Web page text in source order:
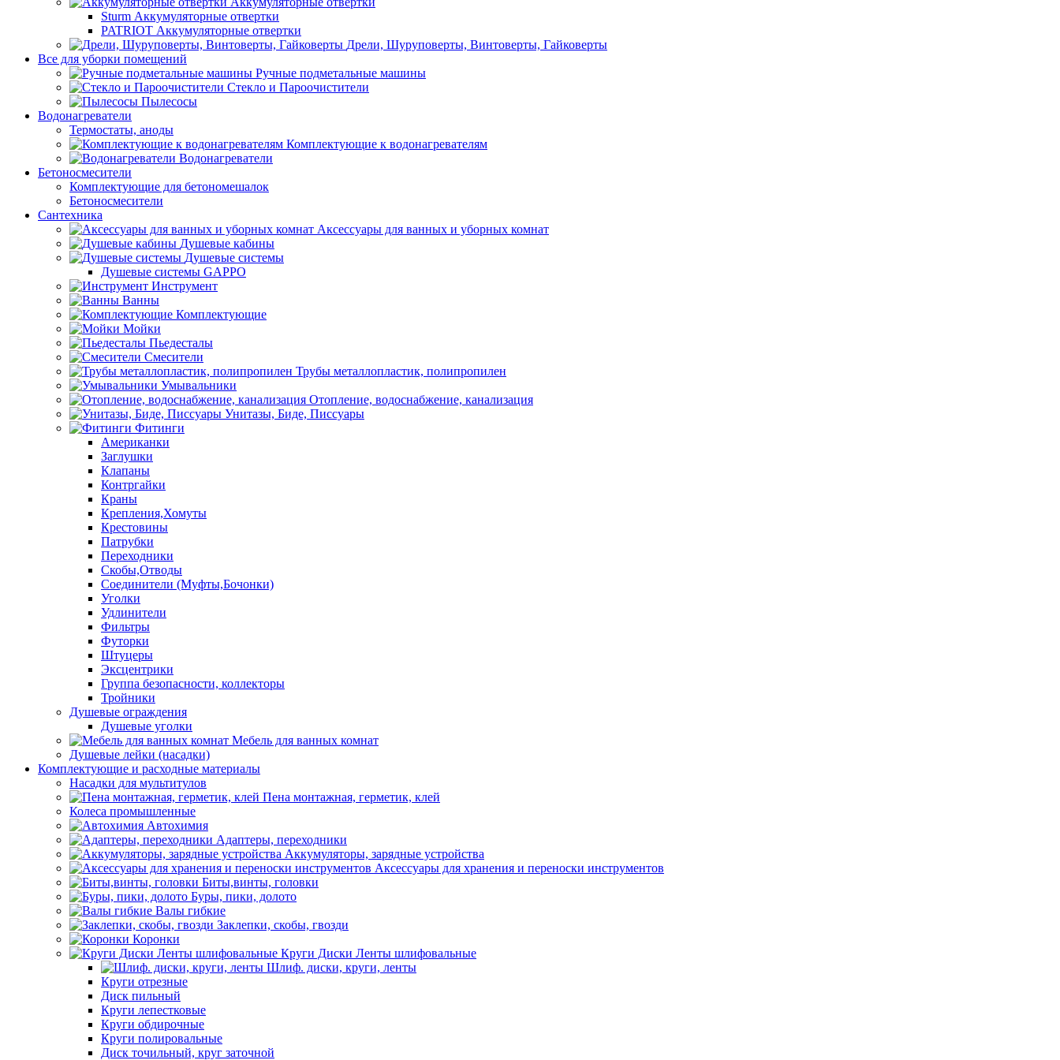
Sturm Аккумуляторные отвертки
PATRIOT Аккумуляторные отвертки
Дрели, Шуруповерты, Винтоверты, Гайковерты
Все для уборки помещений
Ручные подметальные машины
Стекло и Пароочистители
Пылесосы
Водонагреватели
Термостаты, аноды
Комплектующие к водонагревателям
Водонагреватели
Бетоносмесители
Комплектующие для бетономешалок
Бетоносмесители
Сантехника
Аксессуары для ванных и уборных комнат
Душевые кабины
Душевые системы
Душевые системы GAPPO
Инструмент
Ванны
Комплектующие
Мойки
Пьедесталы
Смесители
Трубы металлопластик, полипропилен
Умывальники
Отопление, водоснабжение, канализация
Унитазы, Биде, Писсуары
Фитинги
Американки
Заглушки
Клапаны
Контргайки
Краны
Крепления,Хомуты
Крестовины
Патрубки
Переходники
Скобы,Отводы
Соединители (Муфты,Бочонки)
Уголки
Удлинители
Фильтры
Футорки
Штуцеры
Эксцентрики
Группа безопасности, коллекторы
Тройники
Душевые ограждения
Душевые уголки
Мебель для ванных комнат
Душевые лейки (насадки)
Комплектующие и расходные материалы
Насадки для мультитулов
Пена монтажная, герметик, клей
Колеса промышленные
Автохимия
Адаптеры, переходники
Аккумуляторы, зарядные устройства
Аксессуары для хранения и переноски инструментов
Биты,винты, головки
Буры, пики, долото
Валы гибкие
Заклепки, скобы, гвозди
Коронки
Круги Диски Ленты шлифовальные
Шлиф. диски, круги, ленты
Круги отрезные
Диск пильный
Круги лепестковые
Круги обдирочные
Круги полировальные
Диск точильный, круг заточной